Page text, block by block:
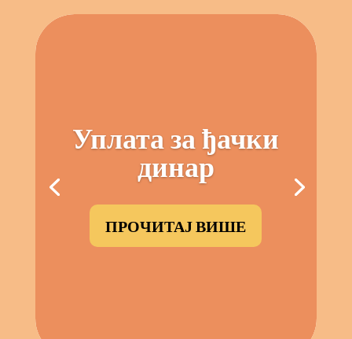
Уплата за ђачки
динар
ПРОЧИТАЈ ВИШЕ